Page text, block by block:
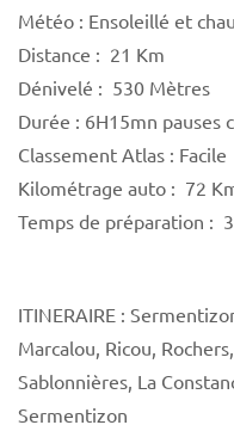
Météo : Ensoleillé et
Distance : 21 Km
Dénivelé : 530 Mètres
Durée : 6H15mn pauses
Classement Atlas : Facile
Kilométrage auto : 72
Temps de préparation :
ITINERAIRE :
Marcalou, Ricou,
Sablonnières, La
Sermentizon